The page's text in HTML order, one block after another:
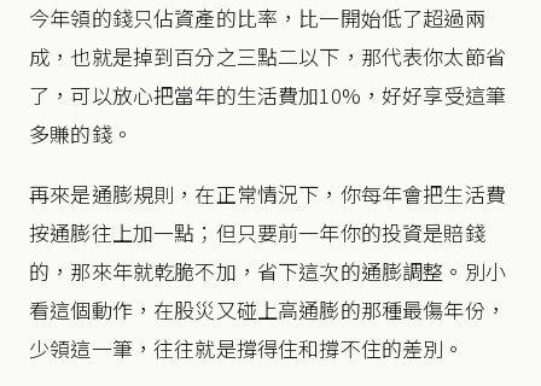
今年領的錢只佔資產的比率，比一開始低了超過兩
成，也就是掉到百分之三點二以下，那代表你太節省
了，可以放心把當年的生活費加10%，好好享受這筆
多賺的錢。
再來是通膨規則，在正常情況下，你每年會把生活費
按通膨往上加一點；但只要前一年你的投資是賠錢
的，那來年就乾脆不加，省下這次的通膨調整。別小
看這個動作，在股災又碰上高通膨的那種最傷年份，
少領這一筆，往往就是撐得住和撐不住的差別。